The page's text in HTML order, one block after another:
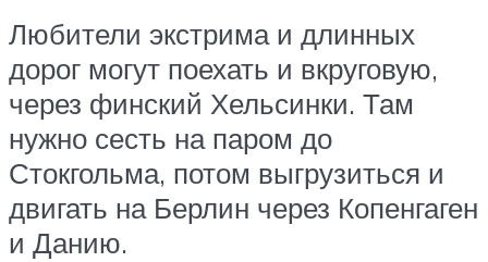
Любители экстрима и длинных
дорог могут поехать и вкруговую,
через финский Хельсинки. Там
нужно сесть на паром до
Стокгольма, потом выгрузиться и
двигать на Берлин через Копенгаген
и Данию.